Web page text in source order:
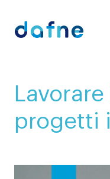
Consorzio
progetti